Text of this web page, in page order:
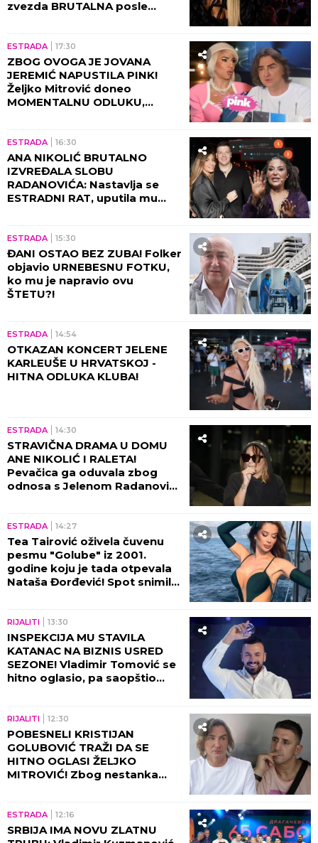
zvezda BRUTALNA posle
ESTRADA 17:30
ZBOG OVOGA JE JOVANA
JEREMIĆ NAPUSTILA PINK!
Željko Mitrović doneo
MOMENTALNU ODLUKU,
ESTRADA 16:30
ANA NIKOLIĆ BRUTALNO
IZVREĐALA SLOBU
RADANOVIĆA: Nastavlja se
ESTRADNI RAT, uputila mu
ESTRADA 15:30
ĐANI OSTAO BEZ ZUBA! Folker
objavio URNEBESNU FOTKU,
ko mu je napravio ovu
ŠTETU?!
ESTRADA 14:54
OTKAZAN KONCERT JELENE
KARLEUŠE U HRVATSKOJ -
HITNA ODLUKA KLUBA!
ESTRADA 14:30
STRAVIČNA DRAMA U DOMU
ANE NIKOLIĆ I RALETA!
Pevačica ga oduvala zbog
odnosa s Jelenom Radanović,
ESTRADA 14:27
Tea Tairović oživela čuvenu
pesmu "Golube" iz 2001.
godine koju je tada otpevala
Nataša Đorđević! Spot snimila
(VIDEO)
RIJALITI 13:30
INSPEKCIJA MU STAVILA
KATANAC NA BIZNIS USRED
SEZONE! Vladimir Tomović se
hitno oglasio, pa saopštio
RIJALITI 12:30
POBESNELI KRISTIJAN
GOLUBOVIĆ TRAŽI DA SE
HITNO OGLASI ŽELJKO
MITROVIĆ! Zbog nestanka
ESTRADA 12:16
SRBIJA IMA NOVU ZLATNU